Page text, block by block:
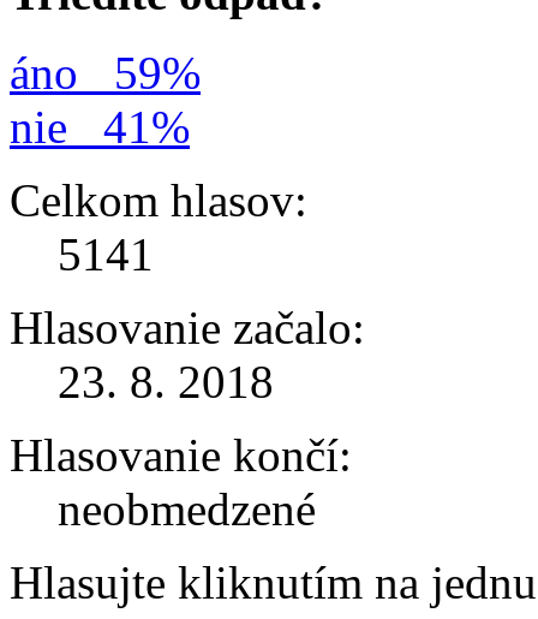
áno
59%
nie
41%
Celkom hlasov:
5141
Hlasovanie začalo:
23. 8. 2018
Hlasovanie končí:
neobmedzené
Hlasujte kliknutím na